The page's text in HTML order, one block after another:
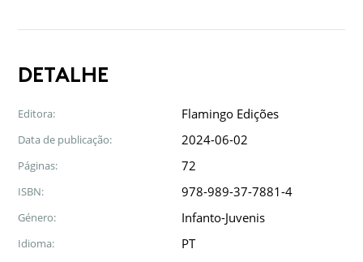
DETALHE
Editora: Flamingo Edições
Data de publicação: 2024-06-02
Páginas: 72
ISBN: 978-989-37-7881-4
Género: Infanto-Juvenis
Idioma: PT